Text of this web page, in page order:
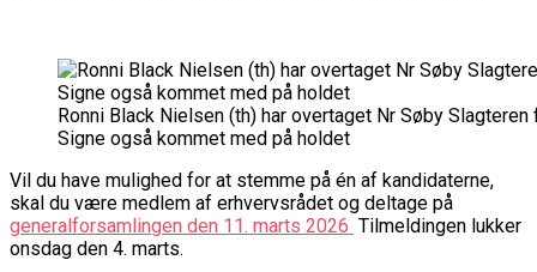
Ronni Black Nielsen (th) har overtaget Nr Søby
Signe også kommet med på holdet
Vil du have mulighed for at stemme på én af kandidaterne,
skal du være medlem af erhvervsrådet og deltage på
generalforsamlingen den 11. marts 2026 Tilmeldingen lukker
onsdag den 4. marts.